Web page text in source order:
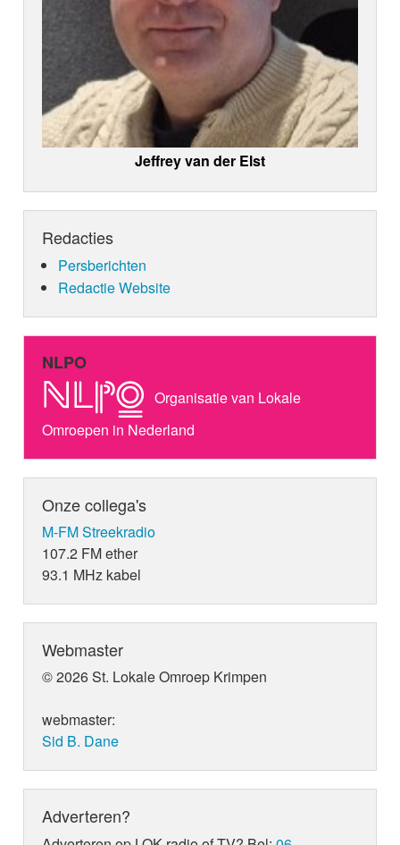
Jeffrey van der Elst
Redacties
Persberichten
Redactie Website
NLPO
Organisatie van Lokale
Omroepen in Nederland
Onze collega's
M-FM Streekradio
107.2 FM ether
93.1 MHz kabel
Webmaster
© 2026 St. Lokale Omroep Krimpen
webmaster:
Sid B. Dane
Adverteren?